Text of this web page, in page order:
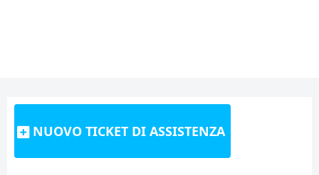
NUOVO TICKET DI ASSISTENZA